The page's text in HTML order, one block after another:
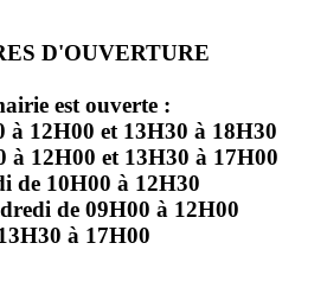
D'OUVERTURE
est ouverte :
12H00 et 13H30 à 18H30
à 12H00 et 13H30 à 17H00
de 10H00 à 12H30
de 09H00 à 12H00
à 17H00